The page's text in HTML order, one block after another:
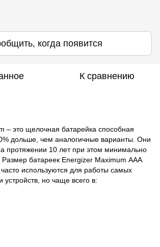
когда появится
К сравнению
– это щелочная батарейка способная
дольше, чем аналогичные варианты. Они
протяжении 10 лет при этом минимально
Размер батареек Energizer Maximum ААА
используются для работы самых
устройств, но чаще всего в: